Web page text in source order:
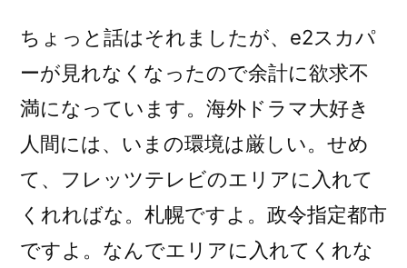
ちょっと話はそれましたが、e2スカパ
ーが見れなくなったので余計に欲求不
満になっています。海外ドラマ大好き
人間には、いまの環境は厳しい。せめ
て、フレッツテレビのエリアに入れて
くれればな。札幌ですよ。政令指定都市
ですよ。なんでエリアに入れてくれな